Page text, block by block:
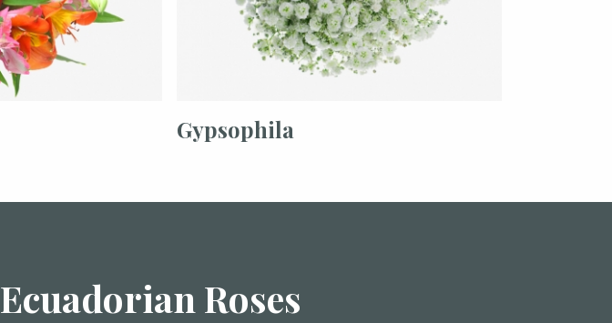
Gypsophila
Ecuadorian Roses